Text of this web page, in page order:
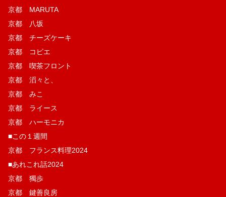
京都 MARUTA
京都 八坂
京都 チーズケーキ
京都 コピエ
京都 喫茶フロント
京都 滔々と、
京都 みこ
京都 ライース
京都 ハーモニカ
■この１週間
京都 フランス料理2024
■あれこれ話2024
京都 獨歩
京都 鍵善良房